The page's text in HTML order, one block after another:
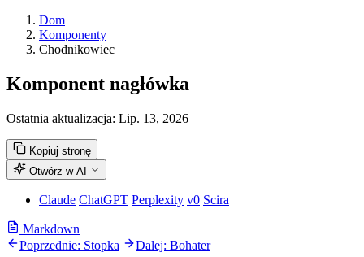
Dom
Komponenty
Chodnikowiec
Komponent nagłówka
Ostatnia aktualizacja: Lip. 13, 2026
Kopiuj stronę
Otwórz w AI
Claude ChatGPT Perplexity v0 Scira
Markdown
Poprzednie: Stopka
Dalej: Bohater